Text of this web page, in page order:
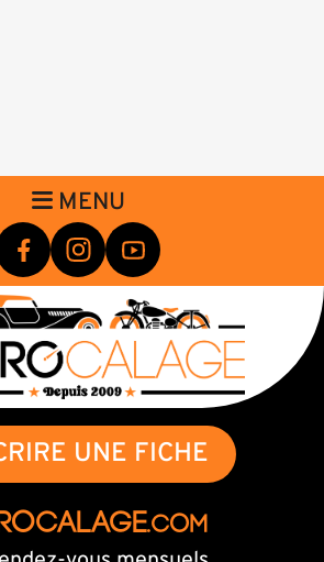
MENU
UNE FICHE
.com